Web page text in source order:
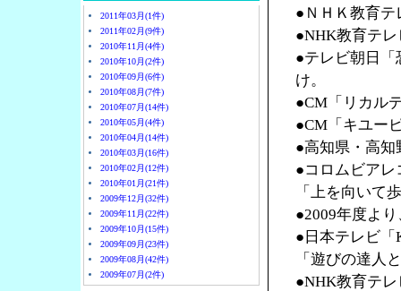
2011年03月(1件)
2011年02月(9件)
2010年11月(4件)
2010年10月(2件)
2010年09月(6件)
2010年08月(7件)
2010年07月(14件)
2010年05月(4件)
2010年04月(14件)
2010年03月(16件)
2010年02月(12件)
2010年01月(21件)
2009年12月(32件)
2009年11月(22件)
2009年10月(15件)
2009年09月(23件)
2009年08月(42件)
2009年07月(2件)
●ＮＨＫ教育テ
●NHK教育テ
●テレビ朝日「
け。
●CM「リカル
●CM「キユー
●高知県・高知
●コロムビアレ
「上を向いて
●2009年度よ
●日本テレビ
「遊びの達人
●NHK教育テ